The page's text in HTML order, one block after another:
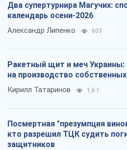
Два супертурнира Магучих:
календарь осени-2026
Александр Липенко 603
Ракетный щит и меч Украины:
на производство
Кирилл Татаринов 1,6 т.
Посмертная "презумпция
кто разрешил ТЦК судить
защитников